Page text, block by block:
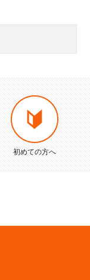
初めての方へ